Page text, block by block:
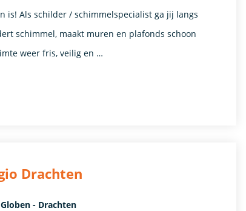
is! Als schilder / schimmelspecialist ga jij langs
schimmel, maakt muren en plafonds schoon
weer fris, veilig en …
Drachten
- Drachten